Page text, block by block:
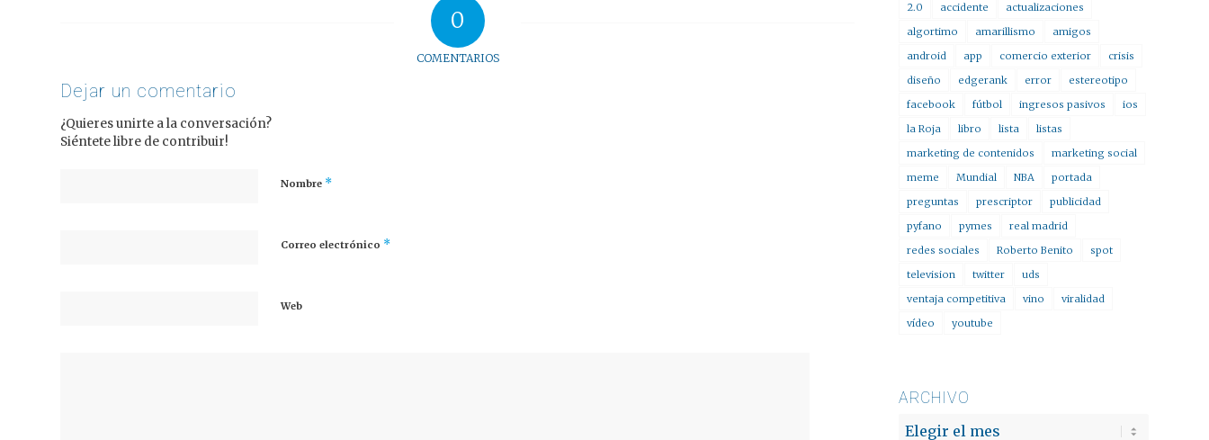
0
COMENTARIOS
Dejar un comentario
¿Quieres unirte a la conversación?
Siéntete libre de contribuir!
Nombre *
Correo electrónico *
Web
2.0 accidente
actualizaciones
algortimo
amarillismo
amigos
android
app comercio exterior
crisis
diseño
edgerank error
estereotipo
facebook
fútbol ingresos pasivos
ios
la Roja
libro lista
listas
marketing de contenidos
marketing social
meme
Mundial NBA
portada
preguntas
prescriptor
publicidad
pyfano
pymes
real madrid
redes sociales
Roberto Benito
spot
television
twitter
uds
ventaja competitiva
vino
viralidad
vídeo
youtube
ARCHIVO